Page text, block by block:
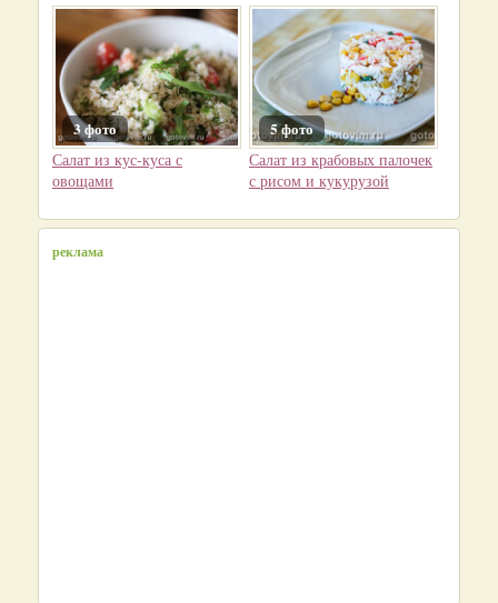
3 фото
Салат из кус-куса с
овощами
5 фото
Салат из крабовых палочек
с рисом и кукурузой
реклама